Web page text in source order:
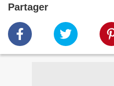
Partager